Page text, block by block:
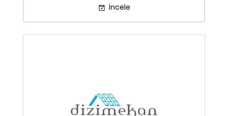
İncele